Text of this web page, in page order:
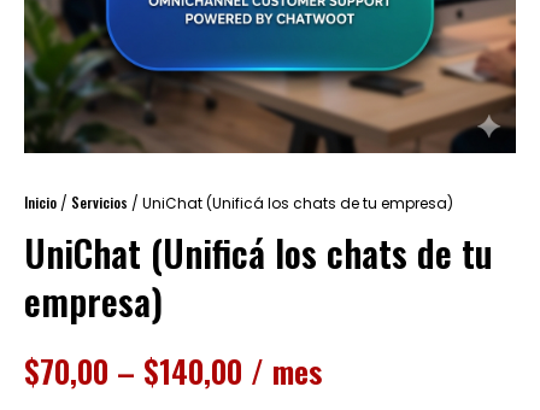
Inicio / Servicios / UniChat (Unificá los chats de tu empresa)
UniChat (Unificá los chats de tu
empresa)
$70,00 – $140,00 / mes